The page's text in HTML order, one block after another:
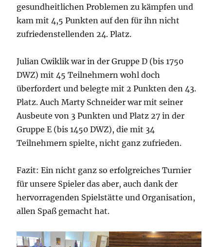
gesundheitlichen Problemen zu kämpfen und
kam mit 4,5 Punkten auf den für ihn nicht
zufriedenstellenden 24. Platz.
Julian Cwiklik war in der Gruppe D (bis 1750
DWZ) mit 45 Teilnehmern wohl doch
überfordert und belegte mit 2 Punkten den 43.
Platz. Auch Marty Schneider war mit seiner
Ausbeute von 3 Punkten und Platz 27 in der
Gruppe E (bis 1450 DWZ), die mit 34
Teilnehmern spielte, nicht ganz zufrieden.
Fazit: Ein nicht ganz so erfolgreiches Turnier
für unsere Spieler das aber, auch dank der
hervorragenden Spielstätte und Organisation,
allen Spaß gemacht hat.